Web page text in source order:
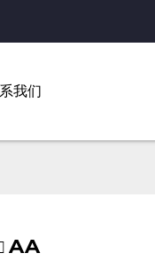
我们
AA